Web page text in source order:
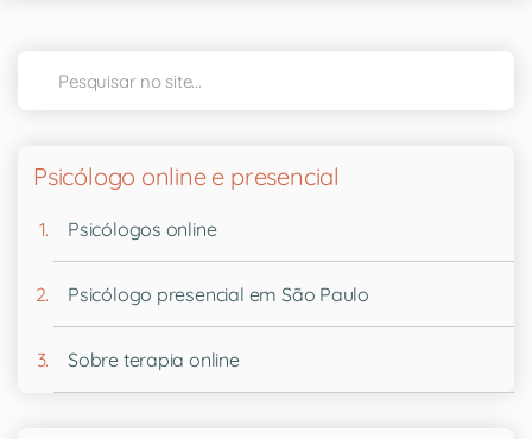
Psicólogo online e presencial
Psicólogos online
Psicólogo presencial em São Paulo
Sobre terapia online